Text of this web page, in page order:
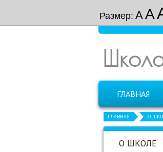
Размер: АА
ГЛАВНАЯ
ГЛАВНАЯ О
О ШКОЛЕ